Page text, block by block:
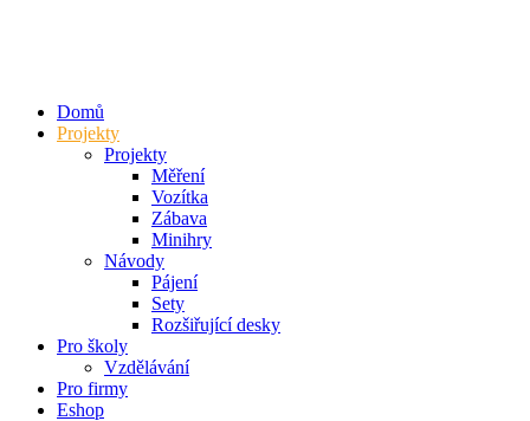
Domů
Projekty
Projekty
Měření
Vozítka
Zábava
Minihry
Návody
Pájení
Sety
Rozšiřující desky
Pro školy
Vzdělávání
Pro firmy
Eshop